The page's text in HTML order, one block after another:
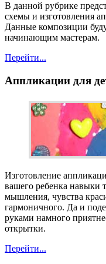
В данной рубрике
схемы и изготовления
Данные композиции
начинающим мастерам.
Перейти...
Аппликации для
Изготовление
вашего ребенка навыки
мышления, чувства
гармоничного. Да и
руками намного
открытки.
Перейти...